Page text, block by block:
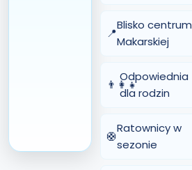
📍
Blisko centrum
Makarskiej
👨‍👩‍👧
Odpowiednia
dla rodzin
🛟
Ratownicy w
sezonie